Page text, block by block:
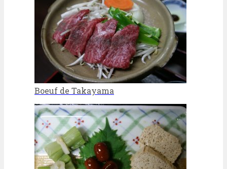
Boeuf de Takayama